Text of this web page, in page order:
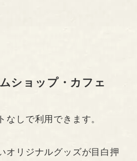
ショップ・カフェ
なしで利用できます。
オリジナルグッズが目白押